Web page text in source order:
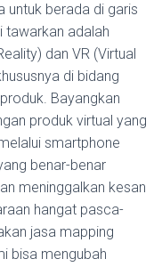
untuk berada di garis
tawarkan adalah
dan VR (Virtual
di bidang
Bayangkan
produk virtual yang
smartphone
benar-benar
meninggalkan kesan
hangat pasca-
jasa mapping
bisa mengubah